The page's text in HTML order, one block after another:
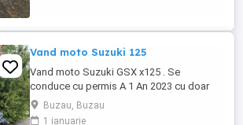
Vand moto Suzuki 125
Vand moto Suzuki GSX x125 . Se
conduce cu permis A 1 An 2023 cu doar
5000km Stare impecabila , fara cazaturi
ITP valabil pana in noiembrie 2027 Revizii
Buzau, Buzau
1 ianuarie